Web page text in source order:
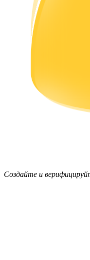
Силовая свинья
Получайте
Создайте и